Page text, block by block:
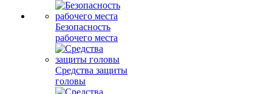
Безопасность
рабочего места
Средства защиты
головы